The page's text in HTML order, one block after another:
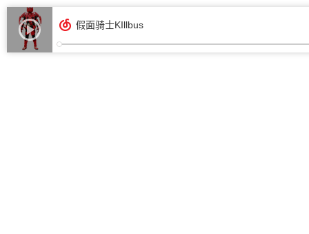
假面骑士KIllbus